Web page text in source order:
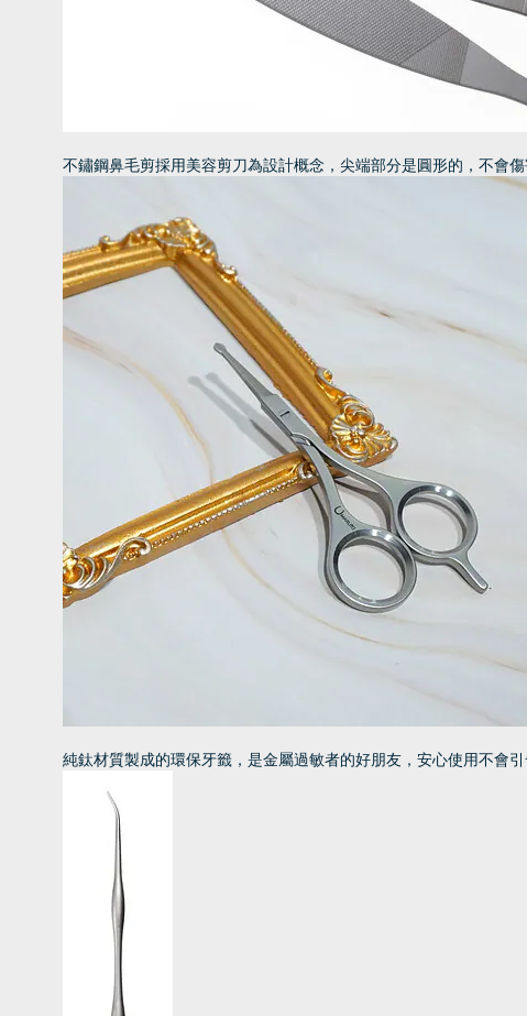
不鏽鋼鼻毛剪採用美容剪刀為設計概念，尖端部分是圓形的，不會
純鈦材質製成的環保牙籤，是金屬過敏者的好朋友，安心使用不會